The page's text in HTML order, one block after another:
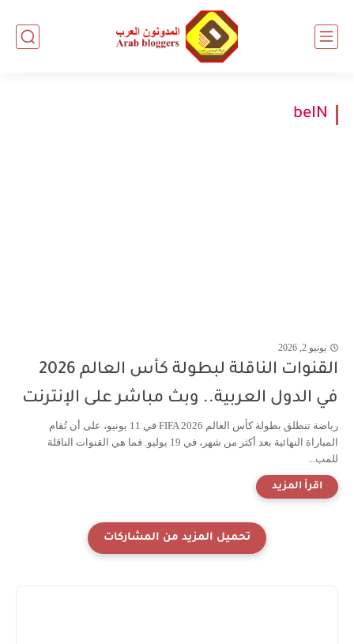
beIN
يونيو 2, 2026
القنوات الناقلة لبطولة كأس العالم 2026
في الدول العربية.. وبث مباشر على الإنترنت
رياضة تنطلق بطولة كأس العالم FIFA 2026 في 11 يونيو، على أن تُقام
المباراة النهائية بعد أكثر من شهر، في 19 يوليو. فما هي القنوات الناقلة
للمب...